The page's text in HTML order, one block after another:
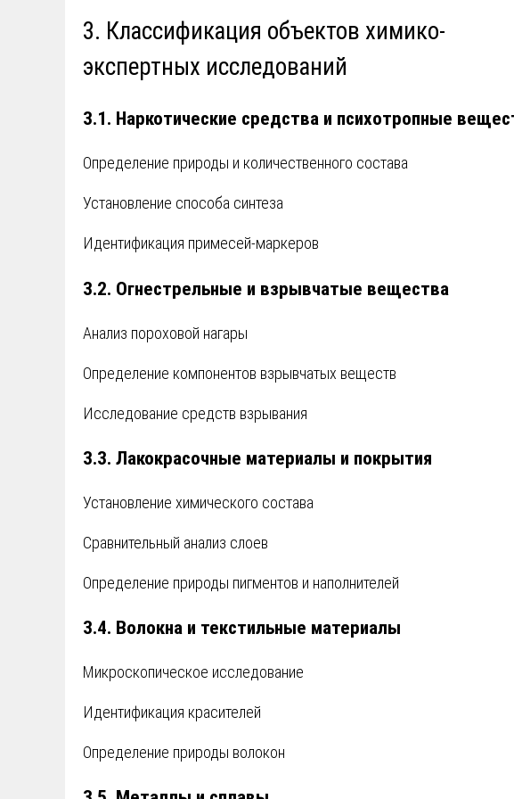
3. Классификация объектов химико-
экспертных исследований
3.1. Наркотические средства и психотропные
Определение природы и количественного состава
Установление способа синтеза
Идентификация примесей-маркеров
3.2. Огнестрельные и взрывчатые вещества
Анализ пороховой нагары
Определение компонентов взрывчатых веществ
Исследование средств взрывания
3.3. Лакокрасочные материалы и покрытия
Установление химического состава
Сравнительный анализ слоев
Определение природы пигментов и наполнителей
3.4. Волокна и текстильные материалы
Микроскопическое исследование
Идентификация красителей
Определение природы волокон